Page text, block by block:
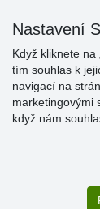
Super
Sortiment
Nastavení
Když kliknete na
tím souhlas k
navigací na
marketingovými
když nám